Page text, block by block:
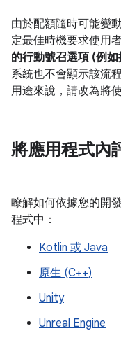
由於配額隨時可能變
定最佳時機要求使用
的行動號召選項 (例如
系統也不會顯示該流
用途來說，請改為將
將應用程式內
瞭解如何依據您的開
程式中：
Kotlin 或 Java
原生 (C++)
Unity
Unreal Engine